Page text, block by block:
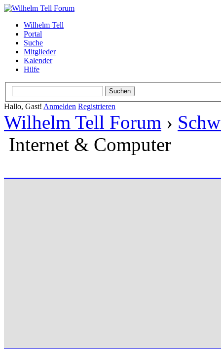
Wilhelm Tell
Portal
Suche
Mitglieder
Kalender
Hilfe
Hallo, Gast! Anmelden Registrieren
Wilhelm Tell Forum ›
Internet & Computer